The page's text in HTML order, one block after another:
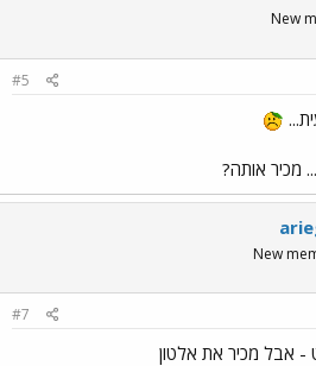
New
#5
מכיר אותה?
New
#7
- אבל מכיר את אלטון